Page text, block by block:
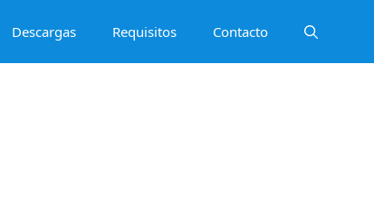
Descargas Requisitos Contacto